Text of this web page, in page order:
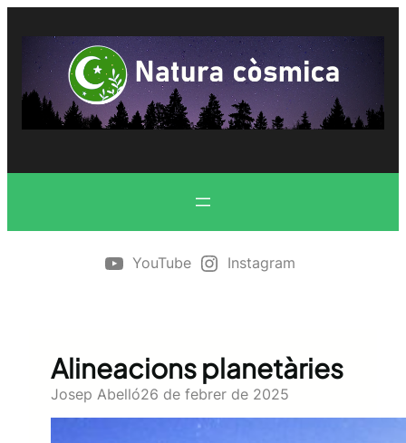
contingut
YouTube Instagram
Alineacions planetàries
Josep Abelló26 de febrer de 2025